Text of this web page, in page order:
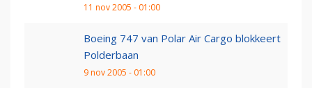
11 nov 2005 - 01:00
Boeing 747 van Polar Air Cargo blokkeert
Polderbaan
9 nov 2005 - 01:00